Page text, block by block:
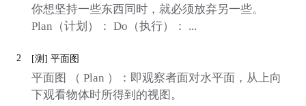
你想坚持一些东西同时，就必须放弃另一些。
Plan（计划）： Do（执行）： ...
2 [测] 平面图
平面图 （ Plan ）：即观察者面对水平面，从上向
下观看物体时所得到的视图。